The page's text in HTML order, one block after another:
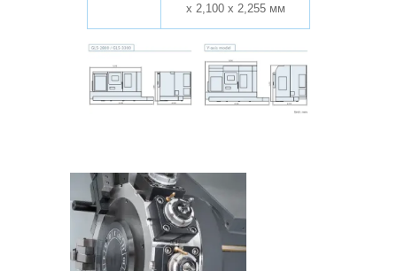
x 2,100 x 2,255 мм